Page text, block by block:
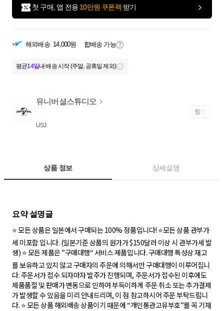
첫 구매, 앱 전용 10만원 쿠폰팩 받기
해외배송 14,000원 합배송 가능
평균14일내 배송 시작 (주말, 공휴일 제외)
유니버셜스튜디오
USJ
찜
상품 정보 상세설명
요약 설명글
⭐ 모든 상품은 일본에서 구매되는 100% 정품입니다! ⭐️모든 상품 관부가
세 미포함 입니다. (일본기준 상품의 원가가 $150달러 이상 시 관부가세 발
생) ⭐️ 모든 제품은 ”구매대행“ 서비스 제품입니다. 구매대행 특성상 재고
를 보유하고 있지 않고 구매자의 주문에 의해서만 구매대행이 이루어집니
다. 주문서가 접수 되자마자 발주가 진행되며, 주문서가 접수된 이후에도
제품품절 및 판매가 변동으로 인하여 부득이하게 주문 취소 또는 추가결제
가 발생할 수 있음을 미리 안내드리며, 이 점 참고하시어 주문 부탁드립니
다. ⭐ 모든 상품 해외배송 상품이기 때문에 “개인통관고유부호”를 꼭 기재